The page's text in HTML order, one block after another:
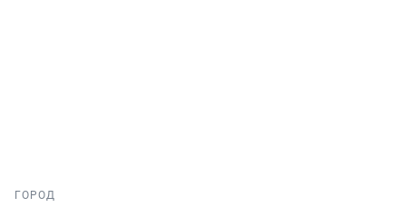
ГОРОД